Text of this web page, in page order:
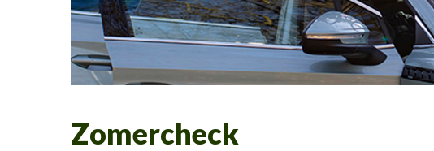
Zomercheck